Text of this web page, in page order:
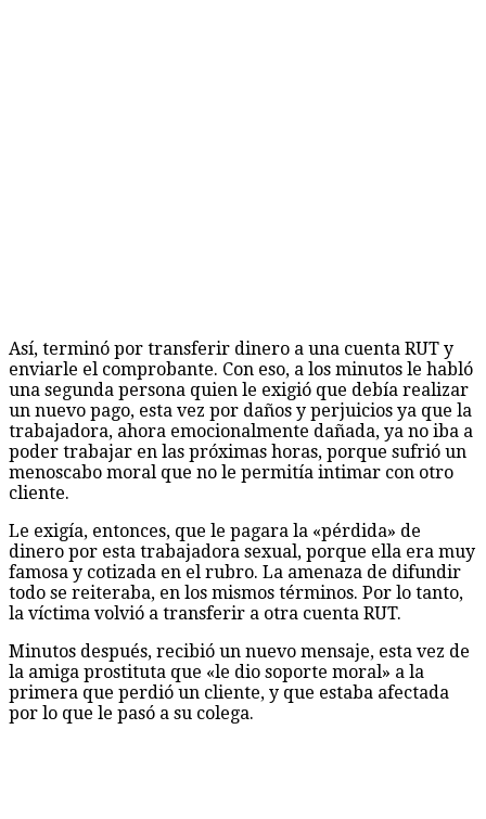
Así, terminó por transferir dinero a una cuenta RUT y
enviarle el comprobante. Con eso, a los minutos le habló
una segunda persona quien le exigió que debía realizar
un nuevo pago, esta vez por daños y perjuicios ya que la
trabajadora, ahora emocionalmente dañada, ya no iba a
poder trabajar en las próximas horas, porque sufrió un
menoscabo moral que no le permitía intimar con otro
cliente.
Le exigía, entonces, que le pagara la «pérdida» de
dinero por esta trabajadora sexual, porque ella era muy
famosa y cotizada en el rubro. La amenaza de difundir
todo se reiteraba, en los mismos términos. Por lo tanto,
la víctima volvió a transferir a otra cuenta RUT.
Minutos después, recibió un nuevo mensaje, esta vez de
la amiga prostituta que «le dio soporte moral» a la
primera que perdió un cliente, y que estaba afectada
por lo que le pasó a su colega.